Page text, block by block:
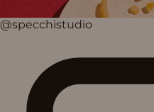
@specchistudio